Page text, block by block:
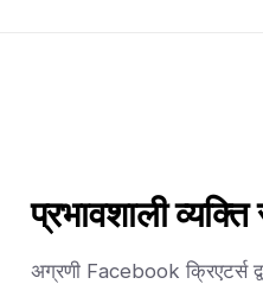
प्रभावशाली
अग्रणी Facebook क्रिएटर्स